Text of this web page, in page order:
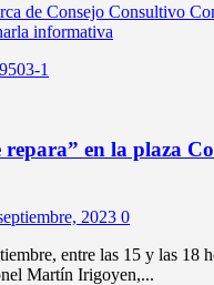
de Consejo Consultivo
informativa
repara” en la plaza
2023 0
entre las 15 y las 18
Martín Irigoyen,...